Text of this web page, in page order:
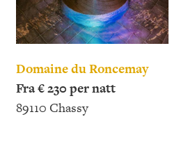
Domaine du Roncemay
Fra € 230 per natt
89110 Chassy